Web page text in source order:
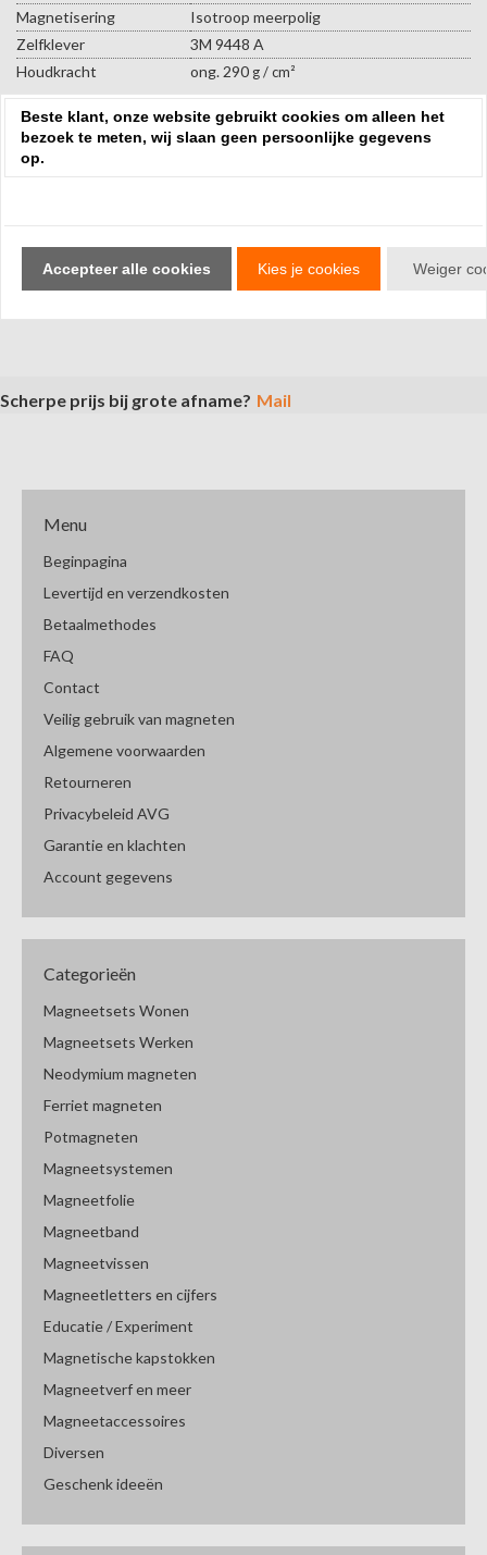
Magnetisering
Isotroop meerpolig
Zelfklever
3M 9448 A
Houdkracht
ong. 290 g / cm²
Max.Bedrijfstemperatuur100 ° C
Geen reviews gevonden.
Scherpe prijs bij grote afname? Mail
Menu
Beginpagina
Levertijd en verzendkosten
Betaalmethodes
FAQ
Contact
Veilig gebruik van magneten
Algemene voorwaarden
Retourneren
Privacybeleid AVG
Garantie en klachten
Account gegevens
Categorieën
Magneetsets Wonen
Magneetsets Werken
Neodymium magneten
Ferriet magneten
Potmagneten
Magneetsystemen
Magneetfolie
Magneetband
Magneetvissen
Magneetletters en cijfers
Educatie / Experiment
Magnetische kapstokken
Magneetverf en meer
Magneetaccessoires
Diversen
Geschenk ideeën
Beste klant, onze website gebruikt cookies om alleen het
bezoek te meten, wij slaan geen persoonlijke gegevens
op.
Accepteer alle cookies Kies je cookies Weiger